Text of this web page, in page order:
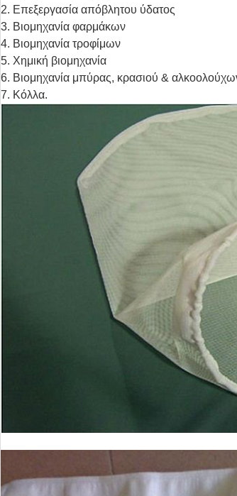
2. Επεξεργασία απόβλητου ύδατος
3. Βιομηχανία φαρμάκων
4. Βιομηχανία τροφίμων
5. Χημική βιομηχανία
6. Βιομηχανία μπύρας, κρασιού &
7. Κόλλα.